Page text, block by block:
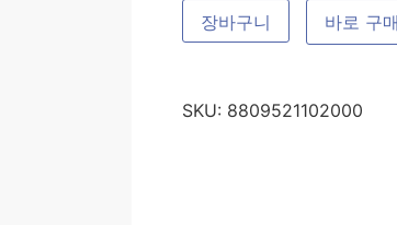
장바구니 바로 구매
SKU: 8809521102000